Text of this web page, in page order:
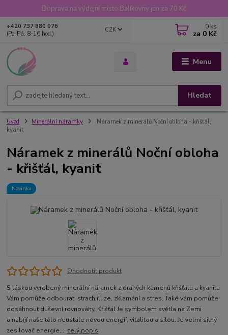
Doprava na výdejní místo Balíkovny jen za 70 Kč
Menu
CZK
Hledat
+420 737 880 076
(Po-Pá, 8-16 hod.)
0 ks
za 0 Kč
Úvod Minerální náramky
Náramek z minerálů Noční obloha - křišťál,
kyanit
Náramek z minerálů Noční obloha
- křišťál, kyanit
Novinka
Ohodnotit produkt
S láskou vyrobený minerální náramek z drahých kamenů křišťálu a kyanitu
Vám pomůže odbourat strach,iluze, zklamání a stres. Také vám pomůže
dosáhnout duševní rovnováhy. Křišťál Je symbolem světla na Zemi
a nabíjí naše tělo neustále novou energií, vitalitou a silou. Je velmi silný
zesilovač energie,... celý popis